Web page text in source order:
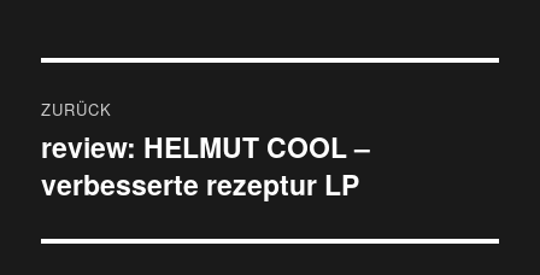
ZURÜCK
Vorheriger
Beitrag:
review: HELMUT COOL –
verbesserte rezeptur LP